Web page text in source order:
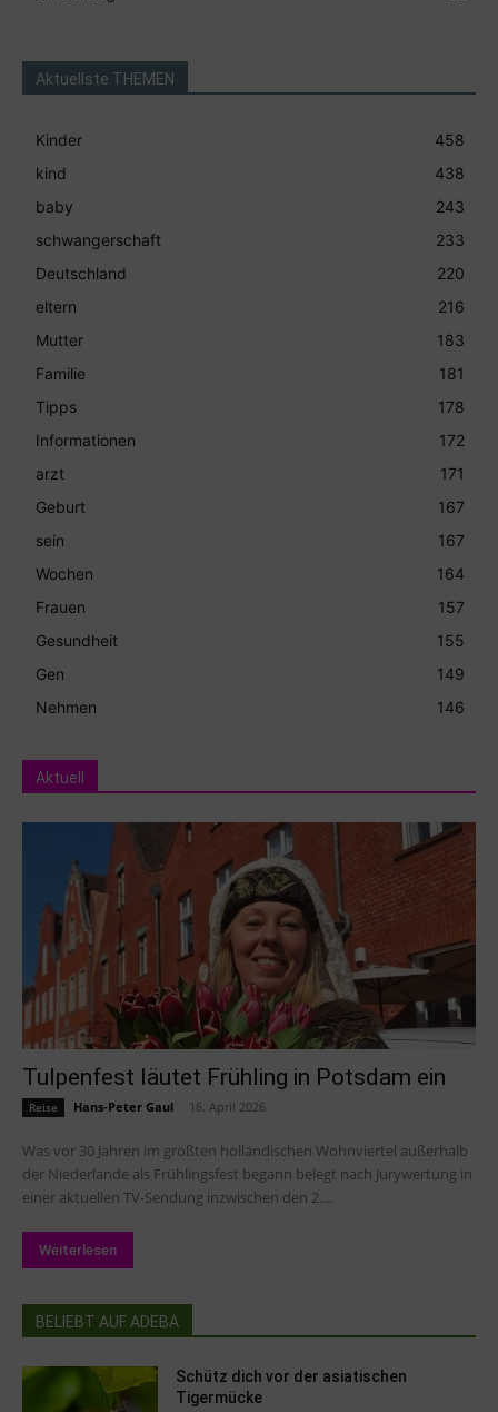
Aktuellste THEMEN
Kinder
458
kind
438
baby
243
schwangerschaft
233
Deutschland
220
eltern
216
Mutter
183
Familie
181
Tipps
178
Informationen
172
arzt
171
Geburt
167
sein
167
Wochen
164
Frauen
157
Gesundheit
155
Gen
149
Nehmen
146
Aktuell
Tulpenfest läutet Frühling in Potsdam ein
Reise Hans-Peter Gaul 16. April 2026
Was vor 30 Jahren im größten holländischen Wohnviertel außerhalb
der Niederlande als Frühlingsfest begann belegt nach Jurywertung in
einer aktuellen TV-Sendung inzwischen den 2....
Weiterlesen
BELIEBT AUF ADEBA
Schütz dich vor der asiatischen
Tigermücke